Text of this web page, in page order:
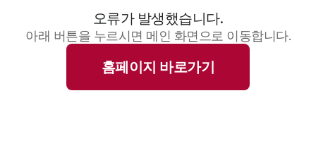
오류가 발생했습니다.
아래 버튼을 누르시면 메인 화면으로 이동합니다.
홈페이지 바로가기